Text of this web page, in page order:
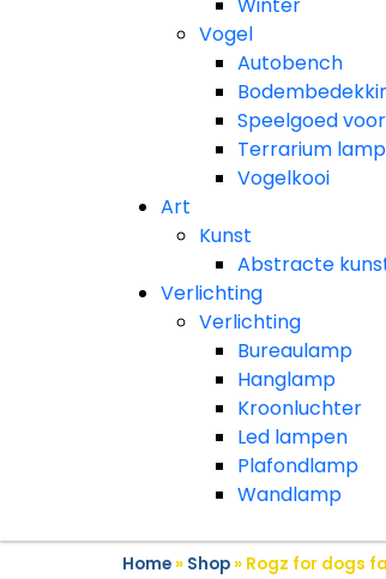
Vogel
Autobench
Speelgoed
Terrarium lamp
Vogelkooi
Art
Kunst
Abstracte
Verlichting
Verlichting
Bureaulamp
Hanglamp
Kroonluchter
Led lampen
Plafondlamp
Wandlamp
Home» Shop» Rogz for dogs